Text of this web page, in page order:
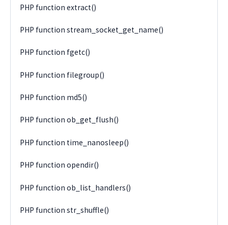
PHP function extract()
PHP function stream_socket_get_name()
PHP function fgetc()
PHP function filegroup()
PHP function md5()
PHP function ob_get_flush()
PHP function time_nanosleep()
PHP function opendir()
PHP function ob_list_handlers()
PHP function str_shuffle()